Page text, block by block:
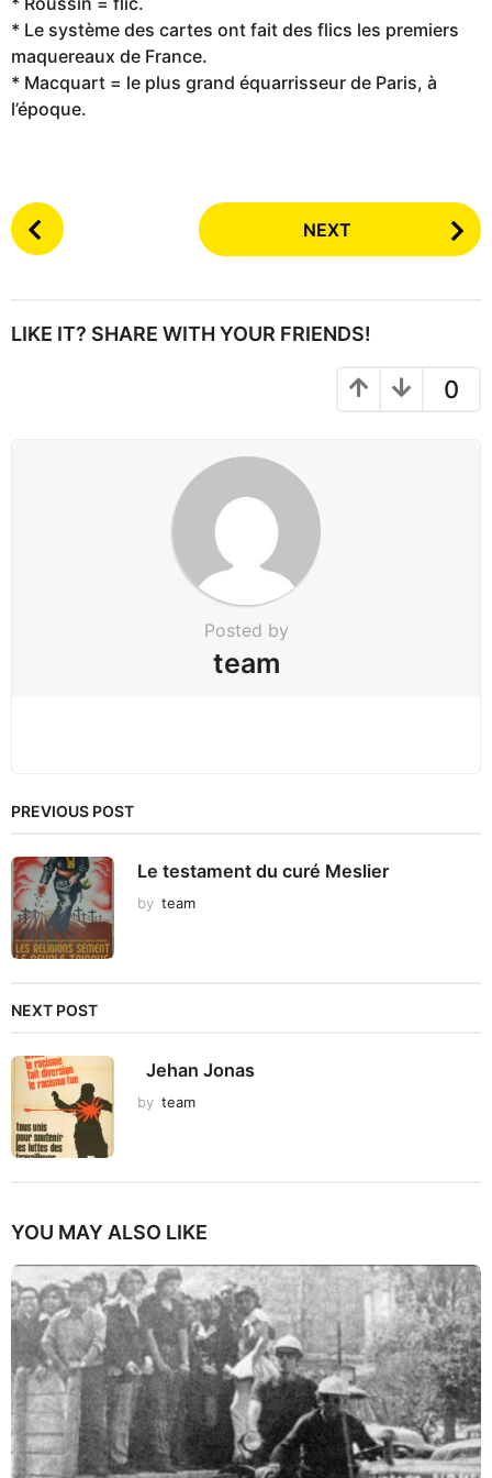
* Le système des cartes ont fait des flics les premiers
maquereaux de France.
* Macquart = le plus grand équarrisseur de Paris, à
l’époque.
P
o
P
NEXT
LIKE IT? SHARE WITH YOUR FRIENDS!
0
Posted by
team
PREVIOUS POST
Le testament du curé Meslier
by team
NEXT POST
Jehan Jonas
by team
YOU MAY ALSO LIKE